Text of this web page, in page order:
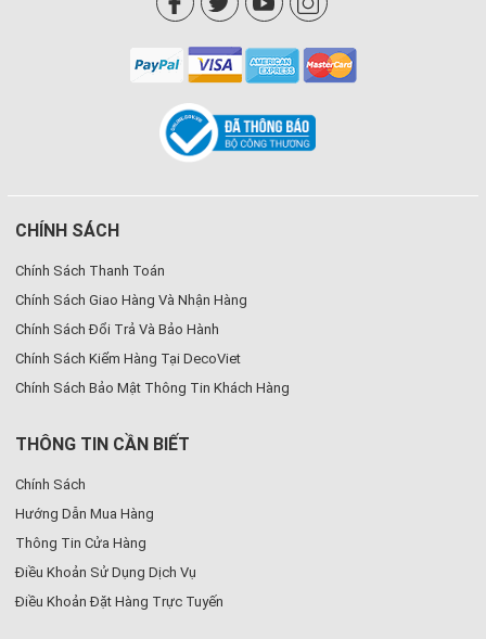
CHÍNH SÁCH
Chính Sách Thanh Toán
Chính Sách Giao Hàng Và Nhận Hàng
Chính Sách Đổi Trả Và Bảo Hành
Chính Sách Kiểm Hàng Tại DecoViet
Chính Sách Bảo Mật Thông Tin Khách Hàng
THÔNG TIN CẦN BIẾT
Chính Sách
Hướng Dẫn Mua Hàng
Thông Tin Cửa Hàng
Điều Khoản Sử Dụng Dịch Vụ
Điều Khoản Đặt Hàng Trực Tuyến